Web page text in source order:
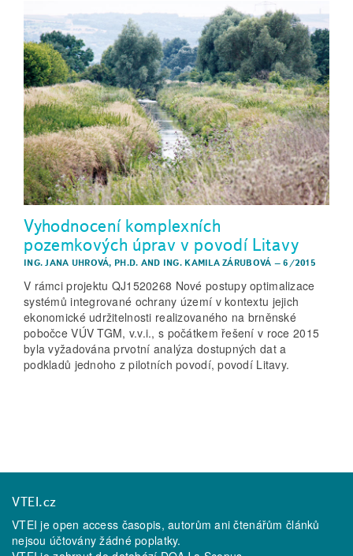
Vyhodnocení komplexních
pozemkových úprav v povodí Litavy
ING. JANA UHROVÁ, PH.D. AND ING. KAMILA ZÁRUBOVÁ –6/2015
V rámci projektu QJ1520268 Nové postupy optimalizace
systémů integrované ochrany území v kontextu jejich
ekonomické udržitelnosti realizovaného na brněnské
pobočce VÚV TGM, v.v.i., s počátkem řešení v roce 2015
byla vyžadována prvotní analýza dostupných dat a
podkladů jednoho z pilotních povodí, povodí Litavy.
VTEI.cz
VTEI je open access časopis, autorům ani čtenářům článků
nejsou účtovány žádné poplatky.